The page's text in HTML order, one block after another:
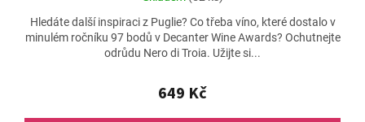
produktu
je
4,7
5
hvězdiček.
649 Kč
Hledáte další inspiraci z Puglie? Co třeba víno, které dostalo v
minulém ročníku 97 bodů v Decanter Wine Awards? Ochutnejte
odrůdu Nero di Troia. Užijte si...